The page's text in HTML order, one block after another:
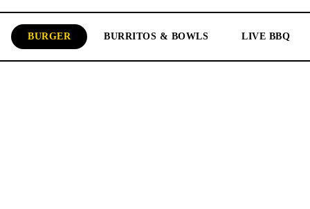
BURGER BURRITOS & BOWLS LIVE BBQ